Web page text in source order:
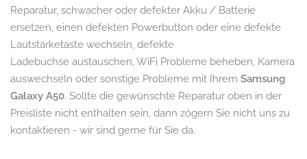
Reparatur, schwacher oder defekter Akku / Batterie
ersetzen, einen defekten Powerbutton oder eine defekte
Lautstärketaste wechseln, defekte
Ladebuchse austauschen, WiFi Probleme beheben, Kamera
auswechseln oder sonstige Probleme mit Ihrem Samsung
Galaxy A50. Sollte die gewünschte Reparatur oben in der
Preisliste nicht enthalten sein, dann zögern Sie nicht uns zu
kontaktieren - wir sind gerne für Sie da.